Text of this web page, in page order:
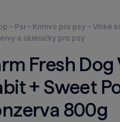
Psi Krmivo pro psy
Vlhké
a skleničky pro psy
Fresh Dog
+ Sweet
800g